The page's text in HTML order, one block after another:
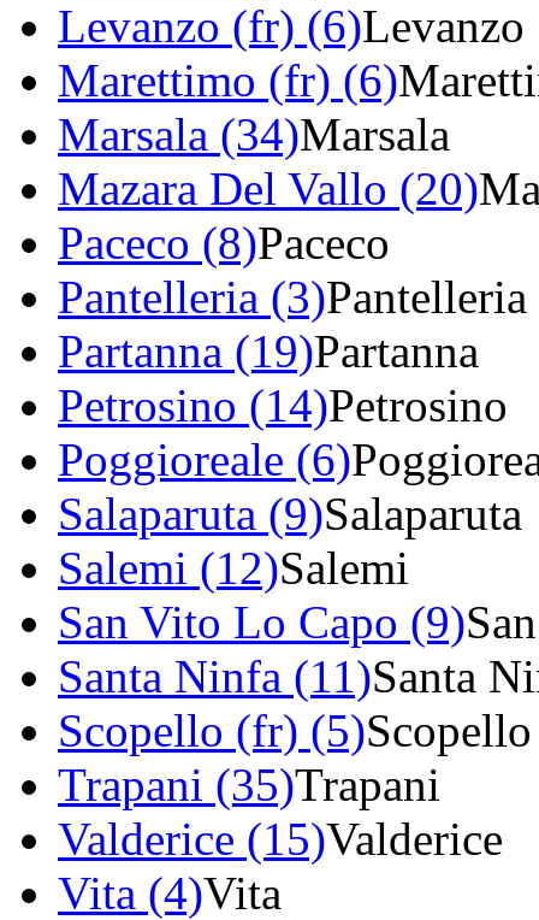
Levanzo (fr) (6)Levanzo
Marettimo (fr) (6)
Marsala (34)Marsala
Mazara Del Vallo (20)
Paceco (8)Paceco
Pantelleria (3)Pantelleria
Partanna (19)Partanna
Petrosino (14)Petrosino
Poggioreale (6)
Salaparuta (9)Salaparuta
Salemi (12)Salemi
San Vito Lo Capo (9)
Santa Ninfa (11)Santa
Scopello (fr) (5)Scopello
Trapani (35)Trapani
Valderice (15)Valderice
Vita (4)Vita